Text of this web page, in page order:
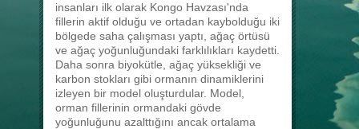
insanları ilk olarak Kongo Havzası'nda
fillerin aktif olduğu ve ortadan kaybolduğu iki
bölgede saha çalışması yaptı, ağaç örtüsü
ve ağaç yoğunluğundaki farklılıkları kaydetti.
Daha sonra biyokütle, ağaç yüksekliği ve
karbon stokları gibi ormanın dinamiklerini
izleyen bir model oluşturdular. Model,
orman fillerinin ormandaki gövde
yoğunluğunu azalttığını ancak ortalama